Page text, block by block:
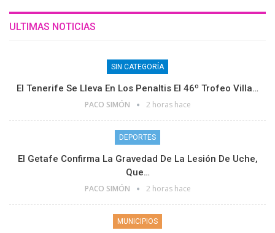
ULTIMAS NOTICIAS
SIN CATEGORÍA
El Tenerife Se Lleva En Los Penaltis El 46º Trofeo Villa…
PACO SIMÓN 2 horas hace
DEPORTES
El Getafe Confirma La Gravedad De La Lesión De Uche,
Que…
PACO SIMÓN 2 horas hace
MUNICIPIOS